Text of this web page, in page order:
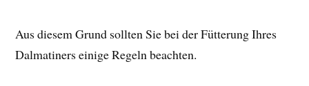
Aus diesem Grund sollten Sie bei der Fütterung Ihres
Dalmatiners einige Regeln beachten.